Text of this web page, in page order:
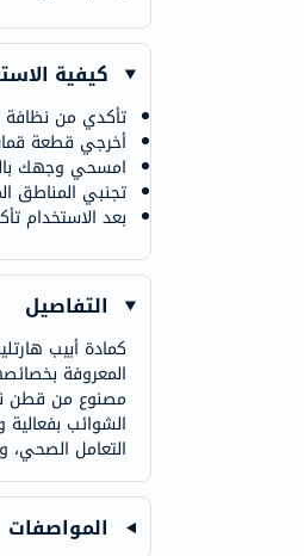
كيفية
تأكدي من
أخرجي قطعة
امسحي وجهك
تجنبي المناطق
بعد الاستخدام
التفاصيل
المعروفة
الشوائب
التعامل الصحي،
المواصفات